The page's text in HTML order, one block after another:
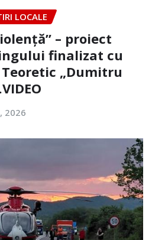
LOCALE
– proiect
finalizat cu
„Dumitru
2026